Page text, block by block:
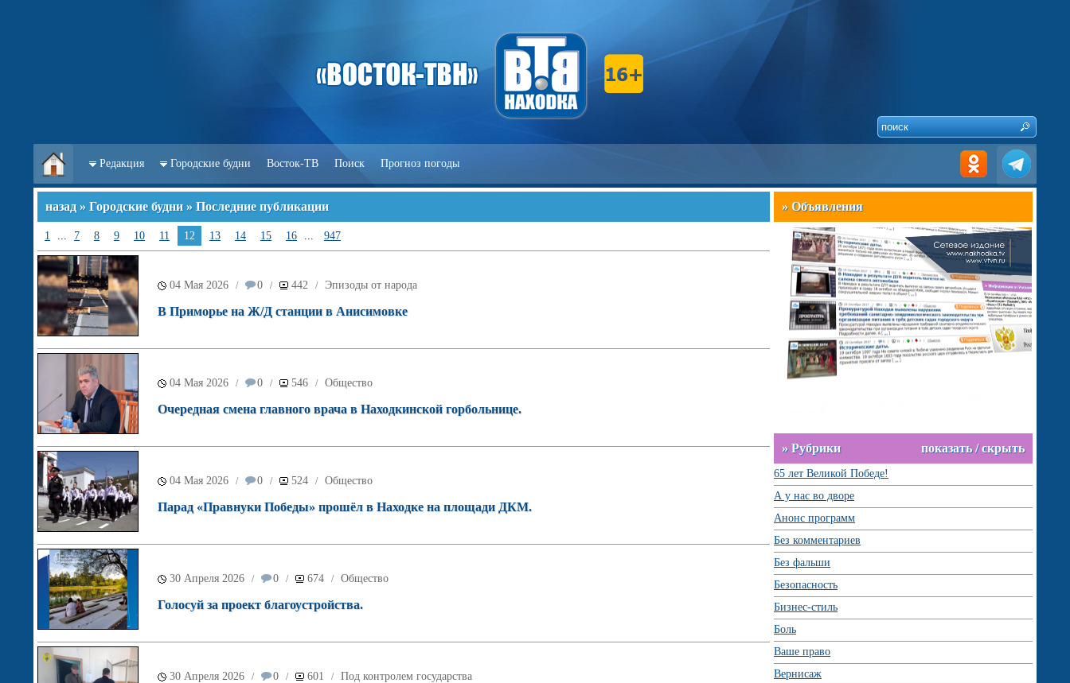
Редакция Городские будни Восток-ТВ Поиск Прогноз погоды
назад » Городские будни » Последние публикации
1 ... 7 8 9 10 11 12 13 14 15 16 ... 947
04 Мая 2026 / 0 / 442 / Эпизоды от народа
В Приморье на Ж/Д станции в Анисимовке
04 Мая 2026 / 0 / 546 / Общество
Очередная смена главного врача в Находкинской горбольнице.
04 Мая 2026 / 0 / 524 / Общество
Парад «Правнуки Победы» прошёл в Находке на площади ДКМ.
30 Апреля 2026 / 0 / 674 / Общество
Голосуй за проект благоустройства.
30 Апреля 2026 / 0 / 601 / Под контролем государства
» Объявления
» Рубрики показать / скрыть
65 лет Великой Победе!
А у нас во дворе
Анонс программ
Без комментариев
Без фальши
Безопасность
Бизнес-стиль
Боль
Ваше право
Вернисаж